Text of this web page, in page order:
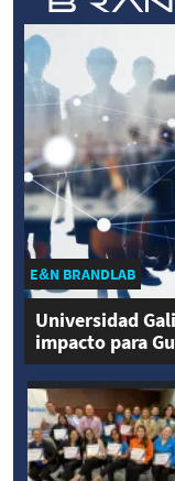
E&N BRANDLAB
Universidad
impacto para